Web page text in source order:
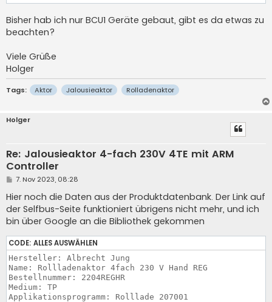
Bisher hab ich nur BCU1 Geräte gebaut, gibt es da etwas zu
beachten?
Viele Grüße
Holger
Tags: Aktor Jalousieaktor Rolladenaktor
Holger
Re: Jalousieaktor 4-fach 230V 4TE mit ARM
Controller
B
i
t
r
a
g
7. Nov 2023, 08:28
Hier noch die Daten aus der Produktdatenbank. Der Link auf
der Selfbus-Seite funktioniert übrigens nicht mehr, und ich
bin über Google an die Bibliothek gekommen
CODE: ALLES AUSWÄHLEN
Hersteller: Albrecht Jung
Name: Rollladenaktor 4fach 230 V Hand REG
Bestellnummer: 2204REGHR
Medium: TP
Applikationsprogramm: Rolllade 207001